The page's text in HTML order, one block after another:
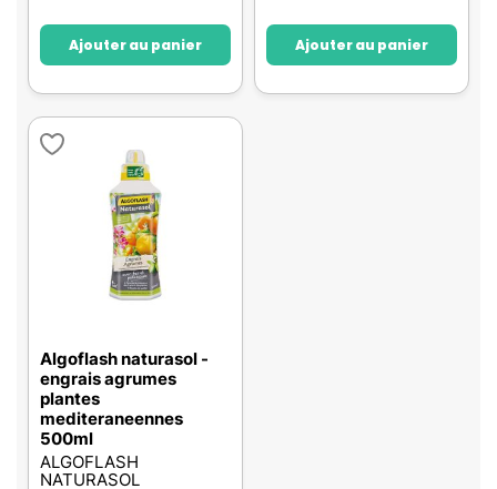
Ajouter au panier Ajouter au panier
Algoflash naturasol -
engrais agrumes
plantes
mediteraneennes
500ml
ALGOFLASH
NATURASOL